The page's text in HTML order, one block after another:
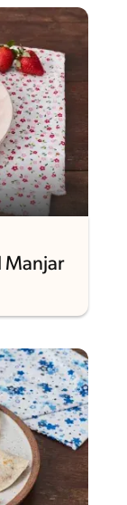
Manjar